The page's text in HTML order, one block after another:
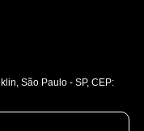
São Paulo - SP, CEP: